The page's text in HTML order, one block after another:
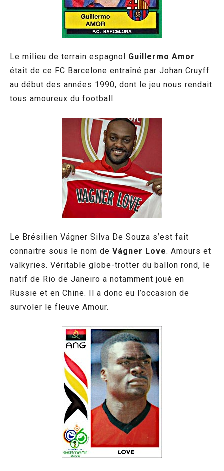
Le milieu de terrain espagnol Guillermo Amor
était de ce FC Barcelone entraîné par Johan Cruyff
au début des années 1990, dont le jeu nous rendait
tous amoureux du football.
Le Brésilien Vágner Silva De Souza s’est fait
connaitre sous le nom de Vágner Love. Amours et
valkyries. Véritable globe-trotter du ballon rond, le
natif de Rio de Janeiro a notamment joué en
Russie et en Chine. Il a donc eu l’occasion de
survoler le fleuve Amour.